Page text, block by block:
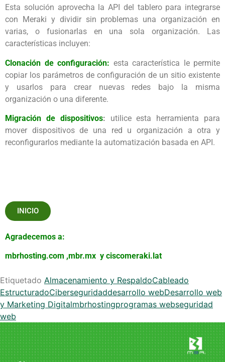
Esta solución aprovecha la API del tablero para integrarse
con Meraki y dividir sin problemas una organización en
varias, o fusionarlas en una sola organización. Las
características incluyen:
Clonación de configuración: esta característica le permite
copiar los parámetros de configuración de un sitio existente
y usarlos para crear nuevas redes bajo la misma
organización o una diferente.
Migración de dispositivos: utilice esta herramienta para
mover dispositivos de una red u organización a otra y
reconfigurarlos mediante la automatización basada en API.
INICIO
Agradecemos a:
mbrhosting.com ,mbr.mx y ciscomeraki.lat
Etiquetado Almacenamiento y RespaldoCableado
EstructuradoCiberseguridaddesarrollo webDesarrollo web
y Marketing Digitalmbrhostingprogramas webseguridad
web